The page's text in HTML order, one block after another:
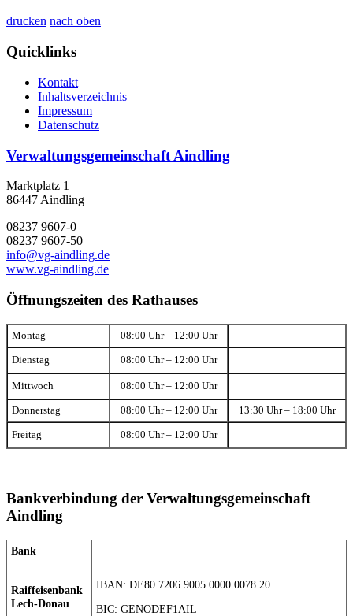
drucken nach oben
Quicklinks
Kontakt
Inhaltsverzeichnis
Impressum
Datenschutz
Verwaltungsgemeinschaft Aindling
Marktplatz 1
86447 Aindling
08237 9607-0
08237 9607-50
info@vg-aindling.de
www.vg-aindling.de
Öffnungszeiten des Rathauses
Montag 08:00 Uhr – 12:00 Uhr
Dienstag 08:00 Uhr – 12:00 Uhr
Mittwoch 08:00 Uhr – 12:00 Uhr
Donnerstag 08:00 Uhr – 12:00 Uhr 13:30 Uhr – 18:00 Uhr
Freitag 08:00 Uhr – 12:00 Uhr
Bankverbindung der Verwaltungsgemeinschaft
Aindling
Bank
Raiffeisenbank
Lech-Donau
IBAN: DE80 7206 9005 0000 0078 20
BIC: GENODEF1AIL